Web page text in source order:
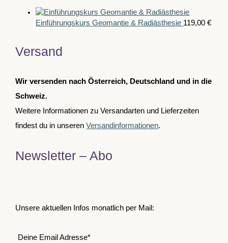
Einführungskurs Geomantie & Radiästhesie 119,00€
Versand
Wir versenden nach Österreich, Deutschland und in die
Schweiz.
Weitere Informationen zu Versandarten und Lieferzeiten
findest du in unserenVersandinformationen.
Newsletter – Abo
Unsere aktuellen Infos monatlich per Mail:
Deine Email Adresse*